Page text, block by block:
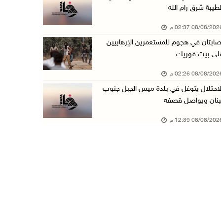
الاحتلال يتوغل في بلدة ميس الجبل جنوب لبنان و ...
سلطة المياه تطلق مشروعا وطنيا يقود التحول نحو ...
الإعصار "دولفين" يضرب أوكيناوا باليابان والصي ...
08/آب/2026 12:08 م
شرق رام الله
08/2026 02:37 م
في هجوم للمستعمرين الإرهابيين
بيت فوريك
08/2026 02:26 م
يتوغل في بلدة ميس الجبل جنوب
ويواصل قصفه
08/2026 12:39 م